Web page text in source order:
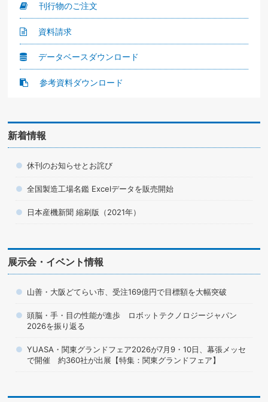
刊行物のご注文
資料請求
データベースダウンロード
参考資料ダウンロード
新着情報
休刊のお知らせとお詫び
全国製造工場名鑑 Excelデータを販売開始
日本産機新聞 縮刷版（2021年）
展示会・イベント情報
山善・大阪どてらい市、受注169億円で目標額を大幅突破
頭脳・手・目の性能が進歩 ロボットテクノロジージャパン
2026を振り返る
YUASA・関東グランドフェア2026が7月9・10日、幕張メッセ
で開催 約360社が出展【特集：関東グランドフェア】